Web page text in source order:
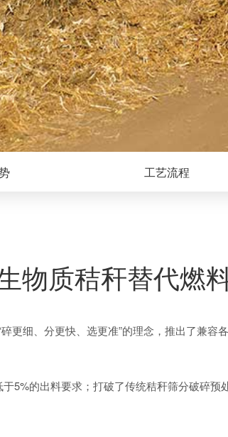
工艺流程
物质秸秆替代燃
更细、分更快、选更准”的理念，推出了兼
5%的出料要求；打破了传统秸秆筛分破碎